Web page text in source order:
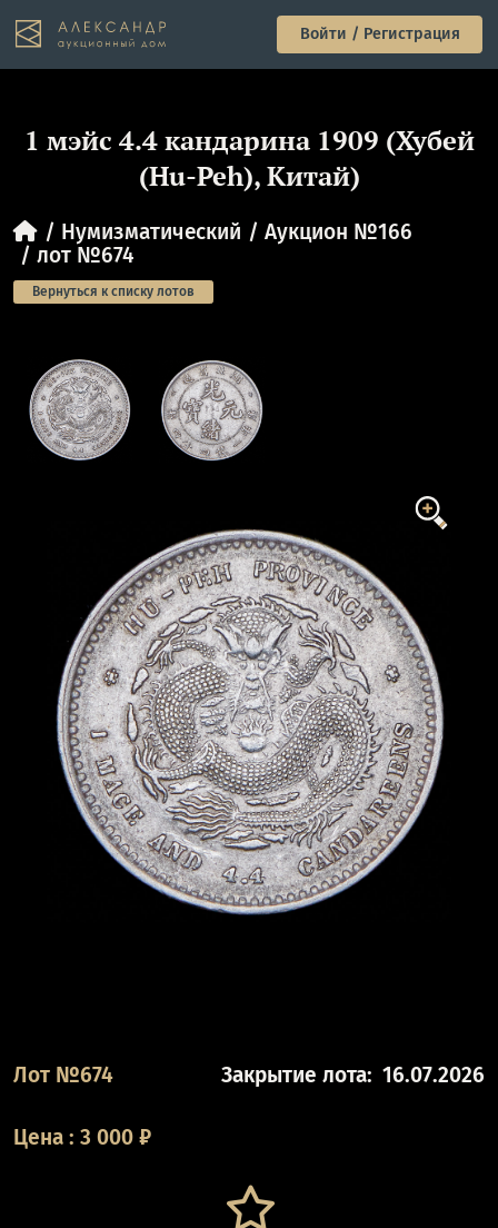
Войти / Регистрация
1 мэйс 4.4 кандарина 1909 (Хубей
(Hu-Peh), Китай)
Нумизматический
Аукцион №166
лот №674
Вернуться к списку лотов
Лот №674 Закрытие лота: 16.07.2026
Цена : 3 000 ₽